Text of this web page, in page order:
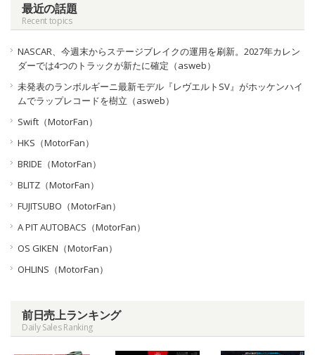
最近の話題
Recent topics
NASCAR、今週末からステージブレイクの運用を刷新。2027年カレン
ダーでは4つのトラックが新たに確定（asweb）
未発表のランボルギーニ最新モデル『レヴエルトSV』がホッケンハイ
ムでラップレコードを樹立（asweb）
Swift（MotorFan）
HKS（MotorFan）
BRIDE（MotorFan）
BLITZ（MotorFan）
FUJITSUBO（MotorFan）
A PIT AUTOBACS（MotorFan）
OS GIKEN（MotorFan）
OHLINS（MotorFan）
前日売上ランキング
Daily Sales Ranking